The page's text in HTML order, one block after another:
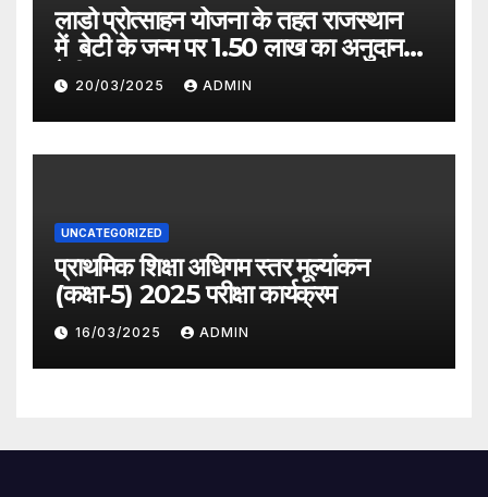
लाडो प्रोत्साहन योजना के तहत राजस्थान
में बेटी के जन्म पर 1.50 लाख का अनुदान
देगी सरकार
20/03/2025 ADMIN
UNCATEGORIZED
प्राथमिक शिक्षा अधिगम स्तर मूल्यांकन
(कक्षा-5) 2025 परीक्षा कार्यक्रम
16/03/2025 ADMIN